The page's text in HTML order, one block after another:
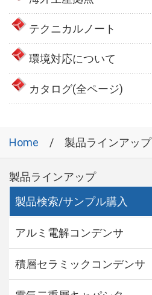
テクニカルノート
環境対応について
カタログ(全ページ)
Home 製品ラインアップ
製品ラインアップ
製品検索/サンプル購入
アルミ電解コンデンサ
積層セラミックコンデンサ